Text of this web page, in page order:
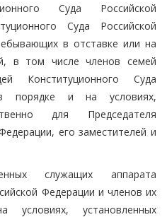
Суда Российской
Суда Российской
в отставке или на
в том числе членов семей
Конституционного Суда
порядке и на условиях,
для Председателя
его заместителей и
служащих аппарата
Федерации и членов их
установленных